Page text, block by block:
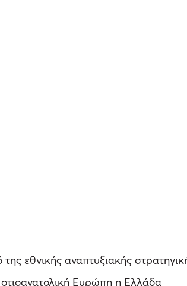
εθνικής αναπτυξιακής
Ευρώπη η Ελλάδα